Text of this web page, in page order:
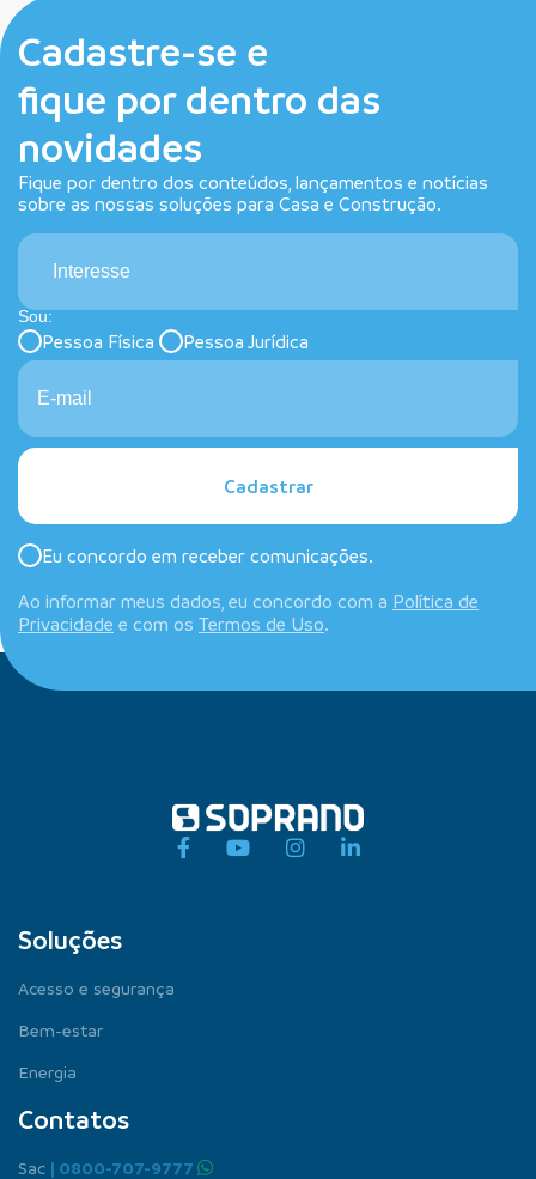
Cadastre-se e
fique por dentro das
novidades
Fique por dentro dos conteúdos, lançamentos e notícias
sobre as nossas soluções para Casa e Construção.
Interesse
Sou:
Pessoa Física Pessoa Jurídica
Cadastrar
Eu concordo em receber comunicações.
Ao informar meus dados, eu concordo com a Política de
Privacidade e com os Termos de Uso.
Soluções
Acesso e segurança
Bem-estar
Energia
Contatos
Sac | 0800-707-9777